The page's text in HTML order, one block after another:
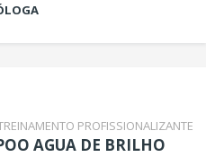
PROFISSIONALIZANTE
AGUA DE BRILHO